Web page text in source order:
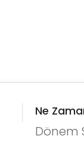
Ne
Dönem